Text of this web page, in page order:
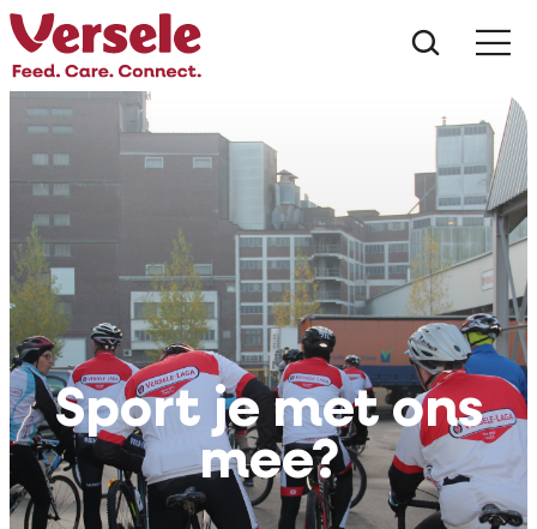
Sport je met ons
mee?